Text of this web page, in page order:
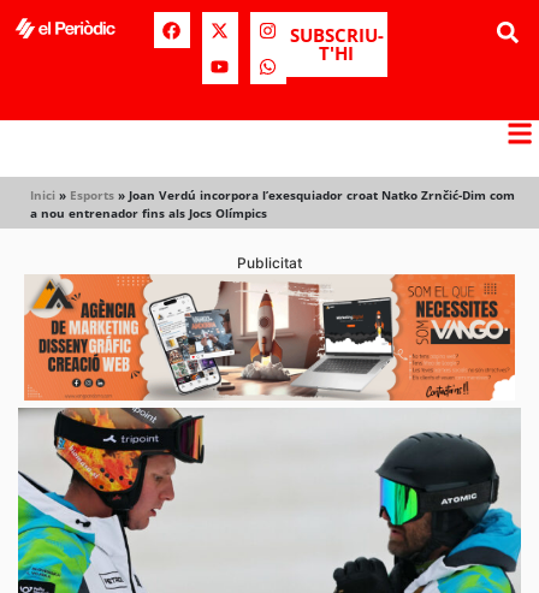
SUBSCRIU-
T'HI
Inici » Esports » Joan Verdú incorpora l’exesquiador croat Natko Zrnčić-Dim com
a nou entrenador fins als Jocs Olímpics
Publicitat